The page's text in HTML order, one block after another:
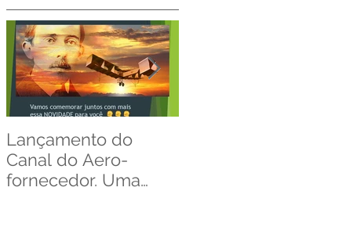
Lançamento do
Canal do Aero-
fornecedor. Uma